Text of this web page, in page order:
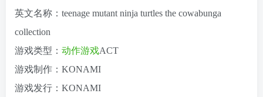
英文名称：teenage mutant ninja turtles the cowabunga
collection
游戏类型： 动作游戏ACT
游戏制作：KONAMI
游戏发行：KONAMI